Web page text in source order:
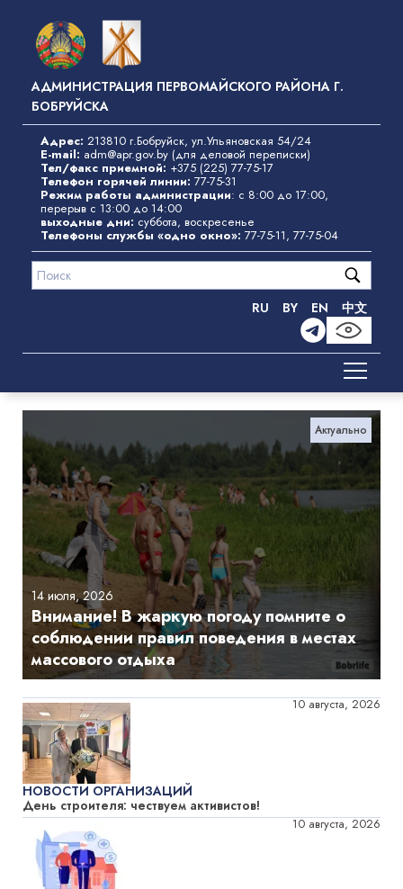
основному
содержанию
АДМИНИСТРАЦИЯ ПЕРВОМАЙСКОГО РАЙОНА Г.
БОБРУЙСКА
Адрес: 213810 г.Бобруйск, ул.Ульяновская 54/24
E-mail: adm@apr.gov.by (для деловой переписки)
Тел/факс приемной: +375 (225) 77-75-17
Телефон горячей линии: 77-75-31
Режим работы администрации: с 8:00 до 17:00,
перерыв с 13:00 до 14:00
выходные дни: суббота, воскресенье
Телефоны службы «одно окно»: 77-75-11, 77-75-04
RU BY EN 中文
Актуально
14 июля, 2026
Внимание! В жаркую погоду помните о
соблюдении правил поведения в местах
массового отдыха
10 августа, 2026
НОВОСТИ ОРГАНИЗАЦИЙ
День строителя: чествуем активистов!
10 августа, 2026